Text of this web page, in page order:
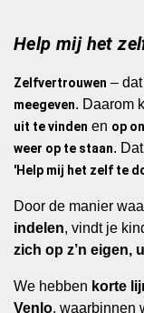
Help mij het
Zelfvertrouwen –
meegeven. Daarom
uit te vinden en op
weer op te staan.
'Help mij het zelf te
Door de manier
indelen, vindt je
zich op z’n eigen,
We hebben korte
Venlo, waarbinnen